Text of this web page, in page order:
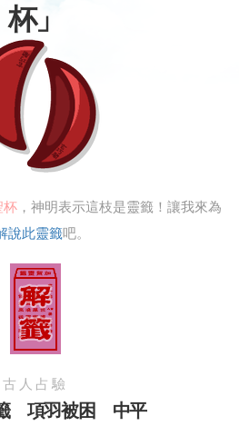
杯」
杯 ，神明表示這枝是靈籤！讓我來為
說此靈籤吧。
古人占驗
項羽被困 中平